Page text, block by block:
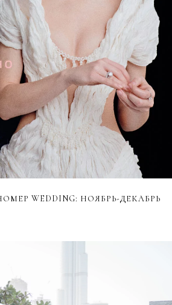
WEDDING: НОЯБРЬ-ДЕКАБРЬ